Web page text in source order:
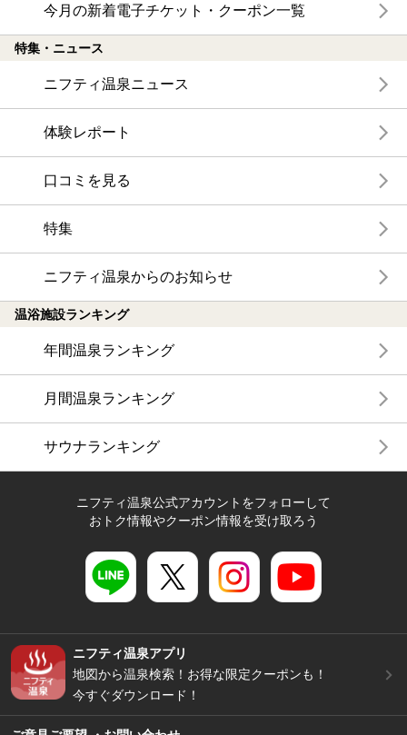
今月の新着電子チケット・クーポン一覧
特集・ニュース
ニフティ温泉ニュース
体験レポート
口コミを見る
特集
ニフティ温泉からのお知らせ
温浴施設ランキング
年間温泉ランキング
月間温泉ランキング
サウナランキング
ニフティ温泉公式アカウントをフォローして
おトク情報やクーポン情報を受け取ろう
ニフティ温泉アプリ
地図から温泉検索！お得な限定クーポンも！
今すぐダウンロード！